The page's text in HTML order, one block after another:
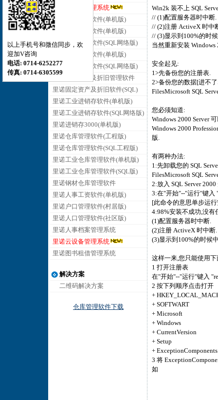
里诺云合同管理系统
里诺会员管理软件(单机版)
里诺销售管理软件(单机版)
里诺销售管理软件(SQL网络版)
里诺采购管理软件(单机版)
里诺采购管理软件(SQL网络版)
里诺固定资产及折旧管理软件
里诺固定资产及折旧软件(SQL)
里诺工业进销存软件(单机版)
里诺工业进销存软件(SQL网络版)
里诺进销存3000(单机版)
里诺仓库管理软件(工程版)
里诺仓库管理软件(SQL工程版)
里诺工业仓库管理软件(单机版)
里诺工业仓库管理软件(SQL版)
里诺钢材仓库管理软件
里诺人事工资软件(单机版)
里诺户口管理软件(村居版)
里诺人口管理软件(社区版)
里诺人事档案管理系统
里诺云设备管理系统
里诺图书租借管理系统
解决方案
二维码解决方案
仓库管理软件下载
Win2k 装不上 SQL
// (1)配置服务器时中断.
// (2)注册 ActiveX 时中
// (3)显示到100%的时
当然重新安装 Windows
安全起见:
1>先备份您的注册表.
2>备份您的数据[进不了
FilesMicrosoft SQL
您必须知道:
Windows 2000 Server
Windows 2000
版.
有两种办法:
1:先卸载您的 SQL
FilesMicrosoft SQL
2:放入 SQL Server 2000
3:在"开始"--"运行"键入
[此命令的意思单步运行
4:98%安装不成功,没有
(1)配置服务器时中断.
(2)注册 ActiveX 时中断.
(3)显示到100%的时候
这样一来,您只能使用
1 打开注册表
在"开始"--"运行"键入
2 按下列顺序点击打开
+
+ SOFTWART
+ Microsoft
+ Windows
+ CurrentVersion
+ Setup
+ ExceptionComponents
3 将
如
以上手机号和微信同步，欢
迎加V咨询
电话: 0714-6252277
传真: 0714-6305599